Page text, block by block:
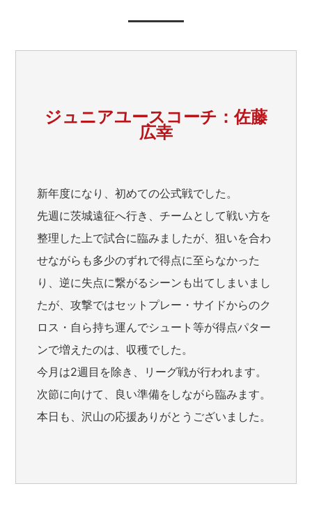
ジュニアユースコーチ：佐藤
広幸
新年度になり、初めての公式戦でした。
先週に茨城遠征へ行き、チームとして戦い方を
整理した上で試合に臨みましたが、狙いを合わ
せながらも多少のずれで得点に至らなかった
り、逆に失点に繋がるシーンも出てしまいまし
たが、攻撃ではセットプレー・サイドからのク
ロス・自ら持ち運んでシュート等が得点パター
ンで増えたのは、収穫でした。
今月は2週目を除き、リーグ戦が行われます。
次節に向けて、良い準備をしながら臨みます。
本日も、沢山の応援ありがとうございました。